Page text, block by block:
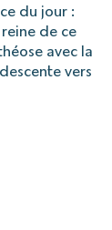
du jour :
de ce
avec la
vers